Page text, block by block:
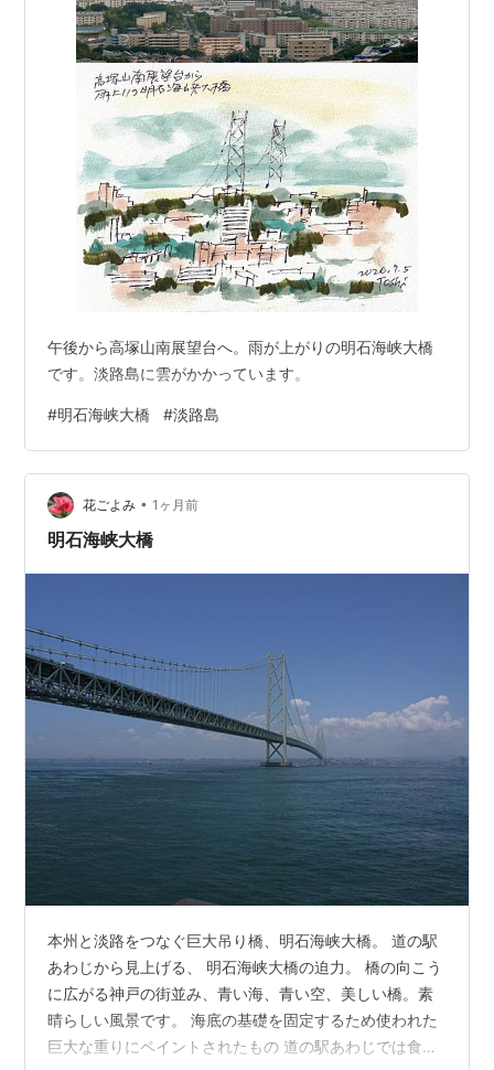
午後から高塚山南展望台へ。雨が上がりの明石海峡大橋
です。淡路島に雲がかかっています。
#明石海峡大橋 #淡路島
花ごよみ • 1ヶ月前
明石海峡大橋
本州と淡路をつなぐ巨大吊り橋、明石海峡大橋。 道の駅
あわじから見上げる、 明石海峡大橋の迫力。 橋の向こう
に広がる神戸の街並み、青い海、青い空、美しい橋。素
晴らしい風景です。 海底の基礎を固定するため使われた
巨大な重りにペイントされたもの 道の駅あわじでは食